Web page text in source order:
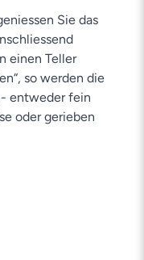
Sie das
einen Teller
so werden die
entweder fein
oder gerieben